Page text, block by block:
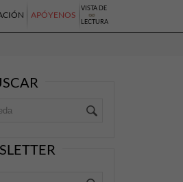
APÓYENOS
VISTA DE
LECTURA